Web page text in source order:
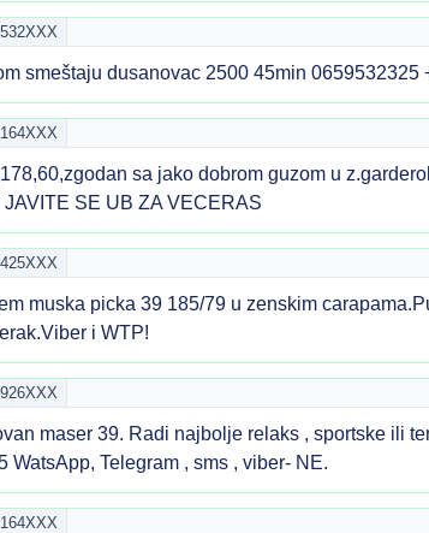
smeštaju dusanovac 2500 45min
sa jako dobrom guzom u
SE UB ZA VECERAS
muska picka 39 185/79 u zenskim
i WTP!
maser 39. Radi najbolje relaks , sportske ili
WatsApp, Telegram , sms , viber- NE.